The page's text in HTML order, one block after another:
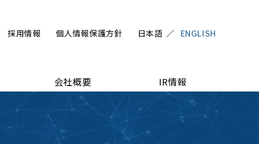
採用情報 個人情報保護方針 日本語 ENGLISH
会社概要 IR情報